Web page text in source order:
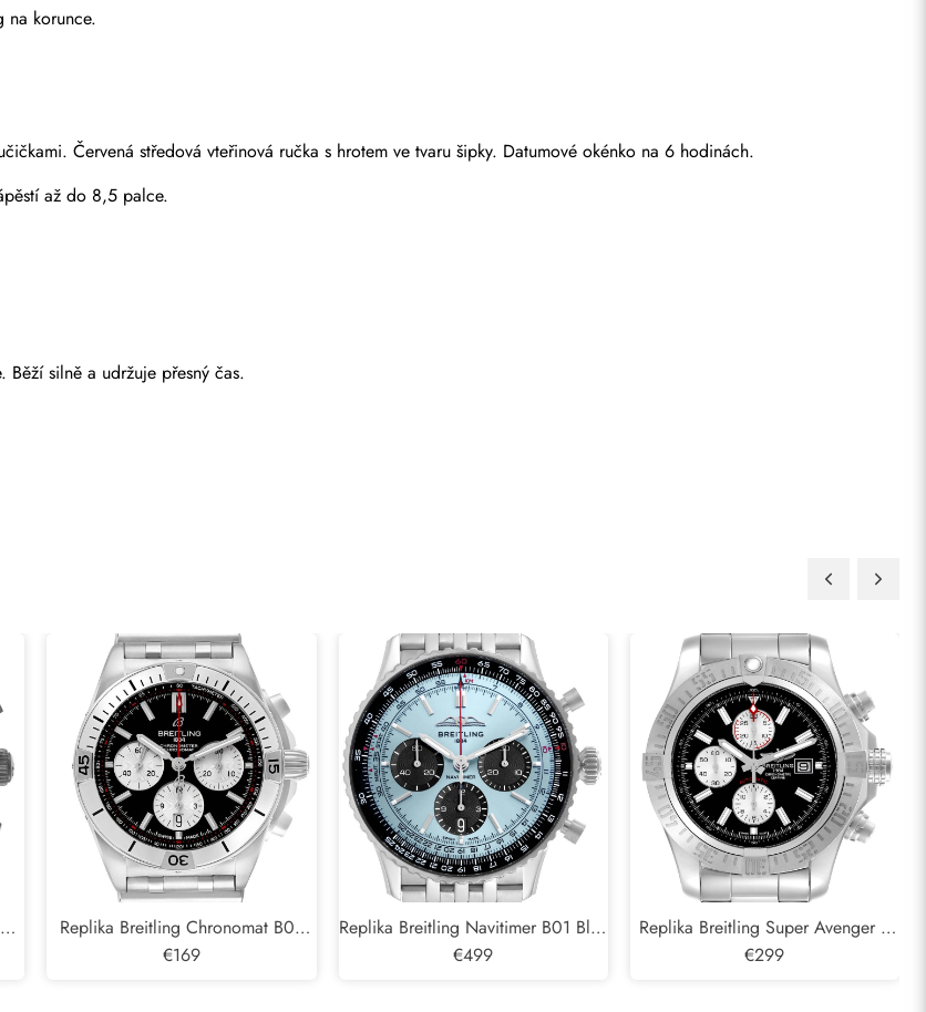
na korunce.
Červená středová vteřinová ručka s hrotem ve tvaru šipky. Datumové okénko na 6 hodinách.
až do 8,5 palce.
silně a udržuje přesný čas.
Replika Breitling Chronomat B01
Black Dial Steel Pánské hodinky
€169
Replika Breitling Navitimer B01 Blue
Dial Steel Pánské hodinky AB0138
€499
Replika Breitling Super Avenger II
Black Dial Steel Pánské hodinky
€299